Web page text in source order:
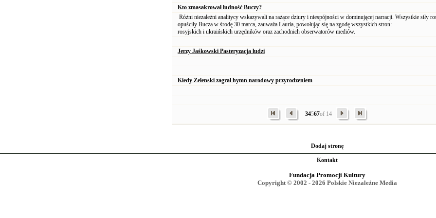
Kto zmasakrował ludność Buczy?
Różni niezależni analitycy wskazywali na rażące dziury i niespójności w dominującej narracji. Wszystkie siły
opuściły Bucza w środę 30 marca, zauważa Lauria, powołując się na zgodę wszystkich stron:
rosyjskich i ukraińskich urzędników oraz zachodnich obserwatorów mediów.
Jerzy Jaśkowski Pasteryzacja ludzi
Kiedy Zełenski zagrał hymn narodowy przyrodzeniem
34567of 14
Dodaj stronę
Kontakt
Fundacja Promocji Kultury
Copyright © 2002 - 2026 Polskie Niezależne Media